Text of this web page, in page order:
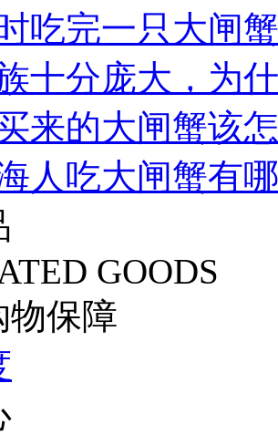
吃完一只大闸
十分庞大，为
来的大闸蟹该
人吃大闸蟹有
GOODS
物保障